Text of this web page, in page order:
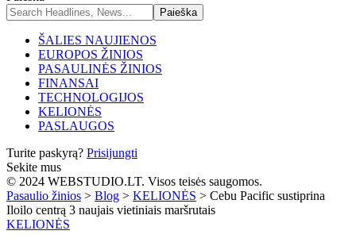
ŠALIES NAUJIENOS
EUROPOS ŽINIOS
PASAULINĖS ŽINIOS
FINANSAI
TECHNOLOGIJOS
KELIONĖS
PASLAUGOS
Turite paskyrą? Prisijungti
Sekite mus
© 2024 WEBSTUDIO.LT. Visos teisės saugomos.
Pasaulio žinios > Blog > KELIONĖS > Cebu Pacific sustiprina
Iloilo centrą 3 naujais vietiniais maršrutais
KELIONĖS